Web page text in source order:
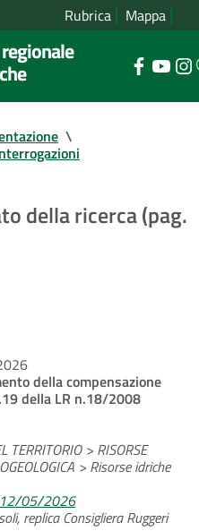
Rubrica Mappa
\
della ricerca (pag.
della compensazione
della LR n.18/2008
TERRITORIO > RISORSE
> Risorse idriche
12/05/2026
replica Consigliera Ruggeri